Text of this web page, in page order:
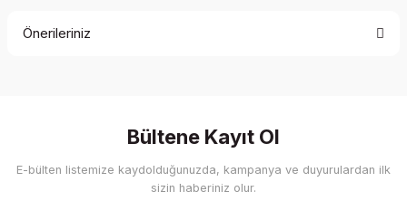
Önerileriniz
Görüş ve önerileriniz için teşekkür ederiz.
Ürün resmi kalitesiz, bozuk veya görüntülenemiyor.
Bültene Kayıt Ol
E-bülten listemize kaydolduğunuzda, kampanya ve duyurulardan ilk
sizin haberiniz olur.